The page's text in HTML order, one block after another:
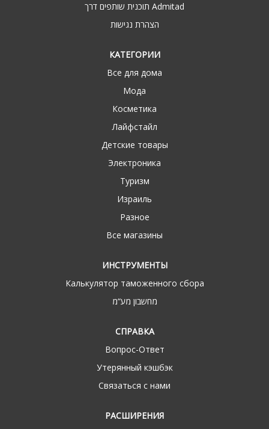
תוכנית שותפים דרך Admitad
הצהרת נגישות
КАТЕГОРИИ
Все для дома
Мода
Косметика
Лайфстайл
Детские товары
Электроника
Туризм
Израиль
Разное
Все магазины
ИНСТРУМЕНТЫ
Калькулятор таможенного сбора
מחשבון מע“מ
СПРАВКА
Вопрос-Ответ
Утерянный кэшбэк
Связаться с нами
РАСШИРЕНИЯ